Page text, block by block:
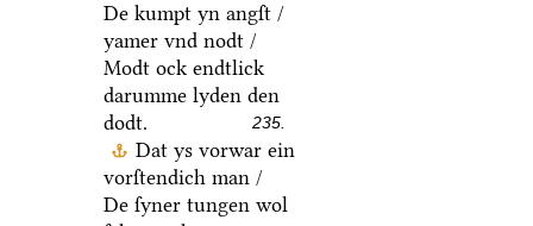
De kumpt yn angſt /
yamer vnd nodt /
Modt ock endtlick
darumme lyden den
dodt.
235.
Dat ys vorwar ein
vorſtendich man /
De ſyner tungen wol